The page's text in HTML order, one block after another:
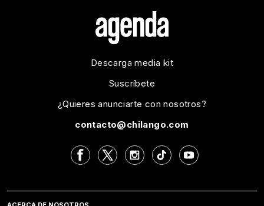
Descarga media kit
Suscríbete
¿Quieres anunciarte con nosotros?
contacto@chilango.com